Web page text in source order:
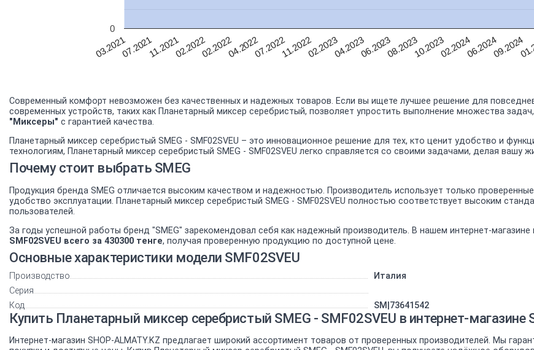
03.202107.202111.202102.202202.202204.202207.202211.202202.202304.202306.202308.202310.202302.202406.202409.2024
0
Современный комфорт невозможен без качественных и надежных товаров. Если вы ищете лучшее решение для
современных устройств, таких как Планетарный миксер серебристый, позволяет упростить выполнение множества
"Миксеры" с гарантией качества.
Планетарный миксер серебристый SMEG - SMF02SVEU – это инновационное решение для тех, кто ценит удобство и
технологиям, Планетарный миксер серебристый SMEG - SMF02SVEU легко справляется со своими задачами, делая вашу
Почему стоит выбрать SMEG
Продукция бренда SMEG отличается высоким качеством и надежностью. Производитель использует только
удобство эксплуатации. Планетарный миксер серебристый SMEG - SMF02SVEU полностью соответствует высоким
пользователей.
За годы успешной работы бренд "SMEG" зарекомендовал себя как надежный производитель. В нашем интернет-
SMF02SVEU всего за 430300 тенге, получая проверенную продукцию по доступной цене.
Основные характеристики модели SMF02SVEU
Производство
Италия
Серия
Код
SM|73641542
Купить Планетарный миксер серебристый SMEG - SMF02SVEU в интернет-магазине
Интернет-магазин SHOP-ALMATY.KZ предлагает широкий ассортимент товаров от проверенных производителей. Мы